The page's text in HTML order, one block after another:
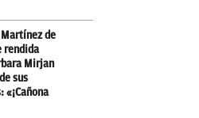
Martínez de
rendida
Mirjan
sus
«¡Cañona